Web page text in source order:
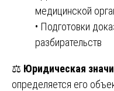
медицинской
• Подготовки
разбирательств
⚖️ Юридическая
определяется его